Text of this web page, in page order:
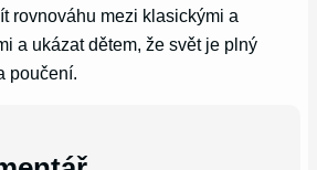
rovnováhu mezi klasickými a
a ukázat dětem, že svět je plný
poučení.